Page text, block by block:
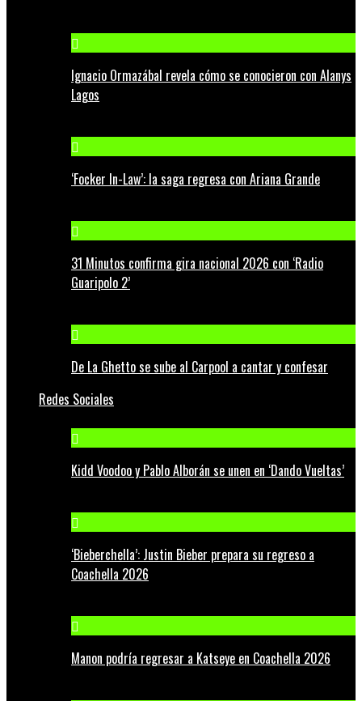
Ignacio Ormazábal revela cómo se conocieron con Alanys
Lagos
‘Focker In-Law’: la saga regresa con Ariana Grande
31 Minutos confirma gira nacional 2026 con ‘Radio
Guaripolo 2’
De La Ghetto se sube al Carpool a cantar y confesar
Redes Sociales
Kidd Voodoo y Pablo Alborán se unen en ‘Dando Vueltas’
‘Bieberchella’: Justin Bieber prepara su regreso a
Coachella 2026
Manon podría regresar a Katseye en Coachella 2026